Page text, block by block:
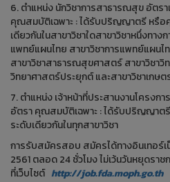
6. ตำแหน่ง นักวิชาการสาธารณสุข อัตร
คุณสมบัติเฉพาะ : ได้รับปริญญาตรี หรือ
เดียวกันในสาขาวิชาใดสาขาวิชาหนึ่งทา
แพทย์แผนไทย สาขาวิชาการแพทย์แผน
สาขาวิชาสาธารณสุขศาสตร์ สาขาวิชาวิ
วิทยาศาสตร์ประยุกต์ และสาขาวิชาเกษ
7. ตำแหน่ง เจ้าหน้าที่ประสานงานโครงก
อัตรา คุณสมบัติเฉพาะ : ได้รับปริญญา
ระดับเดียวกันในทุกสาขาวิชา
การรับสมัครสอบ สมัครได้ทางอินเทอร์เ
2561 ตลอด 24 ชั่วโมง ไม่เว้นวันหยุดราช
ที่เว็บไซต์ http://job.fda.moph.go.th